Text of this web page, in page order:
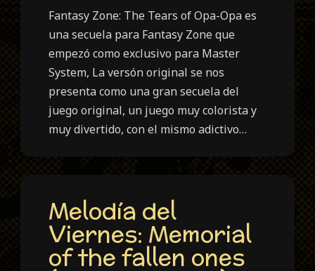
Fantasy Zone: The Tears of Opa-Opa es
una secuela para Fantasy Zone que
empezó como exclusivo para Master
System, La versón original se nos
presenta como una gran secuela del
juego original, un juego muy colorista y
muy divertido, con el mismo adictivo…
Melodía del
Viernes: Memorial
of the fallen ones